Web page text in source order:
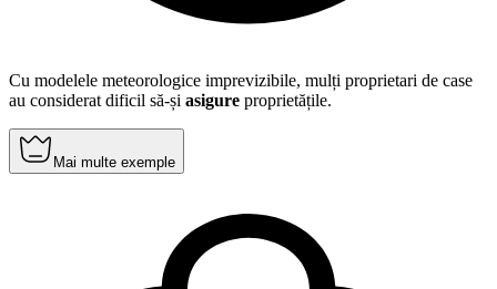
Cu modelele meteorologice imprevizibile, mulți proprietari de case
au considerat dificil să-și asigure proprietățile.
Mai multe exemple